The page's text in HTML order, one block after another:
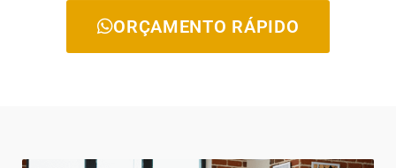
ORÇAMENTO RÁPIDO